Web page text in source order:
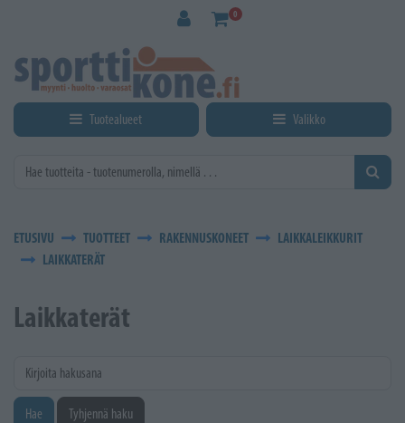
0
Tuotealueet Valikko
ETUSIVU TUOTTEET RAKENNUSKONEET
LAIKKALEIKKURIT
LAIKKATERÄT
Laikkaterät
Kirjoita hakusana
Hae Tyhjennä haku